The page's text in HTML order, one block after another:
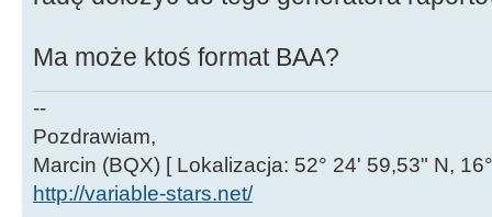
Ma może ktoś format BAA?
--
Pozdrawiam,
Marcin (BQX) [ Lokalizacja: 52° 24' 59,53" N,
http://variable-stars.net/